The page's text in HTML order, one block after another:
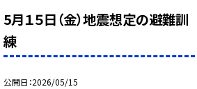
5月１５日（金）地震想定の避難訓
練
公開日 2026/05/15